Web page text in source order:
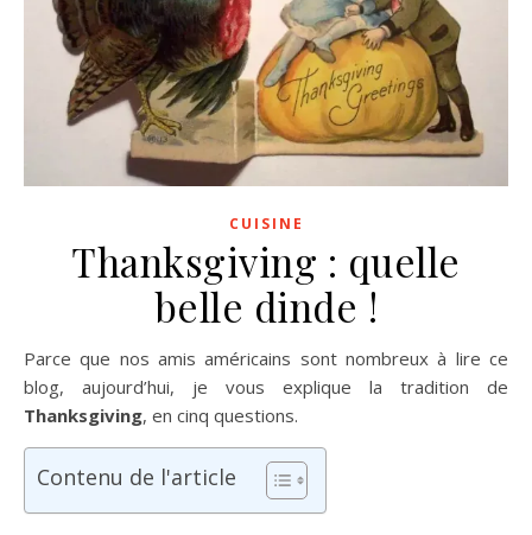
CUISINE
Thanksgiving : quelle
belle dinde !
Parce que nos amis américains sont nombreux à lire ce
blog, aujourd’hui, je vous explique la tradition de
Thanksgiving, en cinq questions.
Contenu de l'article